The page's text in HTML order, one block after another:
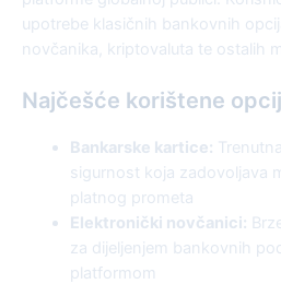
upotrebe klasičnih bankovnih
novčanika, kriptovaluta te ostalih
Najčešće korištene
Bankarske kartice:
sigurnost koja zadovoljava
platnog prometa
Elektronički novčanici:
za dijeljenjem bankovnih
platformom